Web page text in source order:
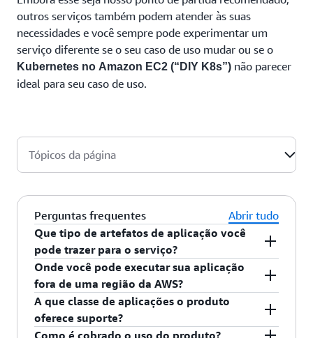
outros serviços também podem atender às suas
necessidades e você sempre pode experimentar um
serviço diferente se o seu caso de uso mudar ou se o
Kubernetes no Amazon EC2 (“DIY K8s”) não parecer
ideal para seu caso de uso.
Tópicos da página
Perguntas frequentes
Abrir tudo
Que tipo de artefatos de aplicação você
pode trazer para o serviço?
O Kubernetes no EC2 permite que você traga
imagens de contêiner (ou seja, imagem de
repositório de registro)
Onde você pode executar sua aplicação
fora de uma região da AWS?
Você pode autogerenciar o Kubernetes no EC2,
Outposts, Bare metal e/ou em qualquer
infraestrutura.
A que classe de aplicações o produto
oferece suporte?
O Kubernetes oferece suporte a serviços de front-
Como é cobrado o uso do produto?